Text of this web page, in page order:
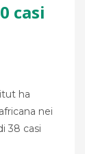
casi
ha
nei
38 casi